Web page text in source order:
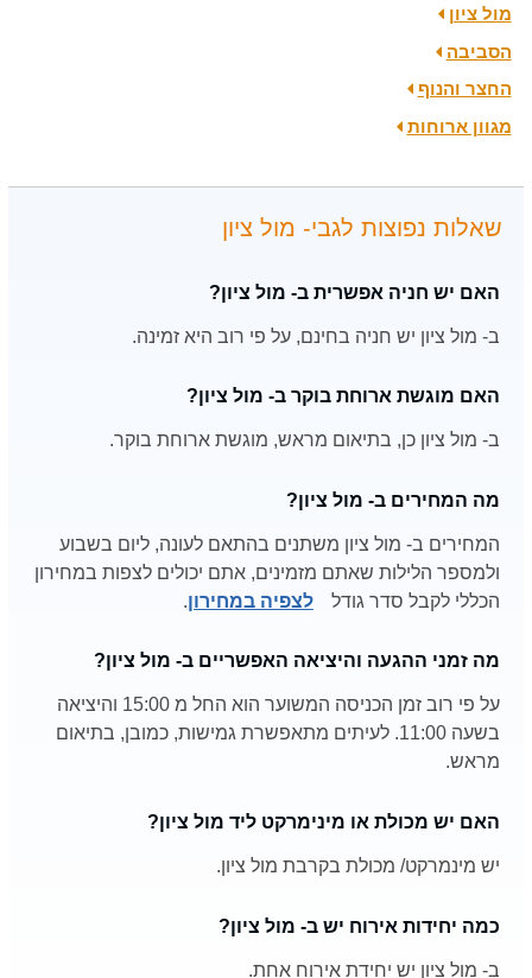
מול ציון
הסביבה
החצר והנוף
מגוון ארוחות
שאלות נפוצות לגבי- מול ציון
האם יש חניה אפשרית ב- מול ציון?
ב- מול ציון יש חניה בחינם, על פי רוב היא זמינה.
האם מוגשת ארוחת בוקר ב- מול ציון?
ב- מול ציון כן, בתיאום מראש, מוגשת ארוחת בוקר.
מה המחירים ב- מול ציון?
המחירים ב- מול ציון משתנים בהתאם לעונה, ליום בשבוע
ולמספר הלילות שאתם מזמינים, אתם יכולים לצפות במחירון
הכללי לקבל סדר גודל
לצפיה במחירון.
מה זמני ההגעה והיציאה האפשריים ב- מול ציון?
על פי רוב זמן הכניסה המשוער הוא החל מ 15:00 והיציאה
בשעה 11:00. לעיתים מתאפשרת גמישות, כמובן, בתיאום
מראש.
האם יש מכולת או מינימרקט ליד מול ציון?
יש מינמרקט/ מכולת בקרבת מול ציון.
כמה יחידות אירוח יש ב- מול ציון?
ב- מול ציון יש יחידת אירוח אחת.